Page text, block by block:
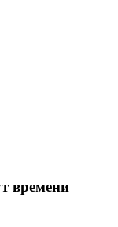
времени